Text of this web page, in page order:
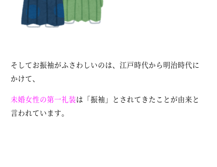
そしてお振袖がふさわしいのは、江戸時代から明治時代に
かけて、
未婚女性の第一礼装は「振袖」とされてきたことが由来と
言われています。